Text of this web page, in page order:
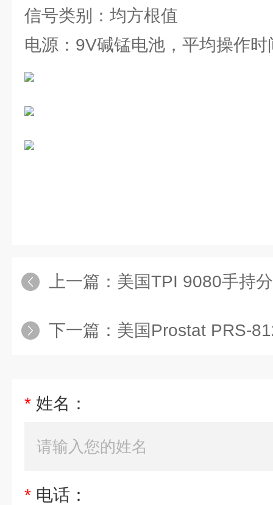
信号类别：均方根值
电源：9V碱锰电池，平均操作
上一篇： 美国TPI 9080手持分体
下一篇： 美国Prostat PRS-
* 姓名：
* 电话：